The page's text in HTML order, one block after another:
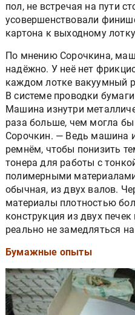
пол, не встречая на пути
усовершенствовали
картона к выходному
По мнению Сорочкина,
надёжно. У неё нет
каждом лотке вакуумный
В системе проводки
Машина изнутри
раза больше, чем могла
Сорочкин. — Ведь машина
ремнём, чтобы понизить
тонера для работы с
полимерными
обычная, из двух валов.
материалы плотностью
конструкция из двух
реально не замедляться
Бумажные опыты